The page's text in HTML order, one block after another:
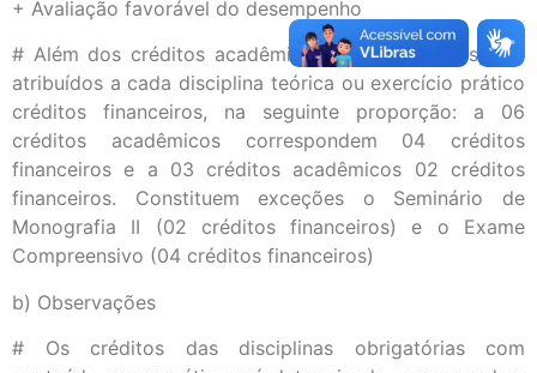
+ Avaliação favorável do desempenho
# Além dos créditos acadêmicos já mencionados, são
atribuídos a cada disciplina teórica ou exercício prático
créditos financeiros, na seguinte proporção: a 06
créditos acadêmicos correspondem 04 créditos
financeiros e a 03 créditos acadêmicos 02 créditos
financeiros. Constituem exceções o Seminário de
Monografia II (02 créditos financeiros) e o Exame
Compreensivo (04 créditos financeiros)
b) Observações
# Os créditos das disciplinas obrigatórias com